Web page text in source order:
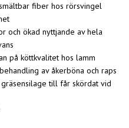
fiber hos rörsvingel
och ökad nyttjande av hela
på köttkvalitet hos lamm
av åkerböna och raps
till får skördat vid